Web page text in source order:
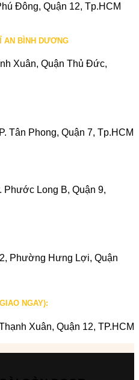
Đông, Quận 12, Tp.HCM
AN BÌNH DƯƠNG
Xuân, Quận Thủ Đức,
Tân Phong, Quận 7, Tp.HCM
Phước Long B, Quận 9,
Phường Hưng Lợi, Quận
NGAY):
Xuân, Quận 12, TP.HCM